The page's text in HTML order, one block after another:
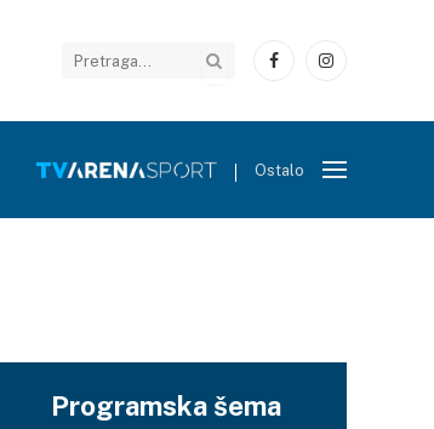
FacebookInstagram
Ostalo
Programska šema